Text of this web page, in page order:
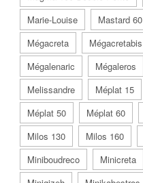
Marie-Louise
Mastard 60
Mégacreta
Mégacretabis
Mégalenaric
Mégaleros
Melissandre
Méplat 15
Méplat 50
Méplat 60
Milos 130
Milos 160
Miniboudreco
Minicreta